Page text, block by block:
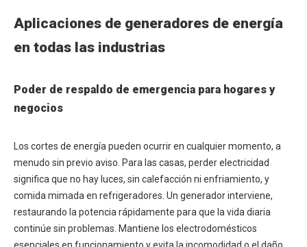
Aplicaciones de generadores de energía
en todas las industrias
Poder de respaldo de emergencia para hogares y
negocios
Los cortes de energía pueden ocurrir en cualquier momento, a
menudo sin previo aviso. Para las casas, perder electricidad
significa que no hay luces, sin calefacción ni enfriamiento, y
comida mimada en refrigeradores. Un generador interviene,
restaurando la potencia rápidamente para que la vida diaria
continúe sin problemas. Mantiene los electrodomésticos